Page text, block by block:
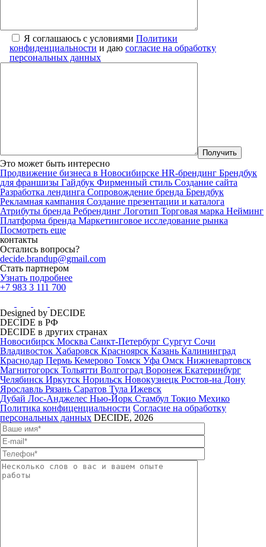
Я соглашаюсь с условиями Политики
конфиденциальности и даю согласие на обработку
персональных данных
Это может быть интересно
Продвижение бизнеса в Новосибирске HR-брендинг Брендбук
для франшизы Гайдбук Фирменный стиль Создание сайта
Разработка лендинга Сопровождение бренда Брендбук
Рекламная кампания Создание презентации и каталога
Атрибуты бренда Ребрендинг Логотип Торговая марка Нейминг
Платформа бренда Маркетинговое исследование рынка
Посмотреть еще
контакты
Остались вопросы?
decide.brandup@gmail.com
Стать партнером
Узнать подробнее
+7 983 3 111 700
Designed by DECIDE
DECIDE в РФ
DECIDE в других странах
Новосибирск Москва Санкт-Петербург Сургут Сочи
Владивосток Хабаровск Красноярск Казань Калининград
Краснодар Пермь Кемерово Томск Уфа Омск Нижневартовск
Магнитогорск Тольятти Волгоград Воронеж Екатеринбург
Челябинск Иркутск Норильск Новокузнецк Ростов-на Дону
Ярославль Рязань Саратов Тула Ижевск
Дубай Лос-Анджелес Нью-Йорк Стамбул Токио Мехико
Политика конфиценциальности Согласие на обработку
персональных данных DECIDE, 2026